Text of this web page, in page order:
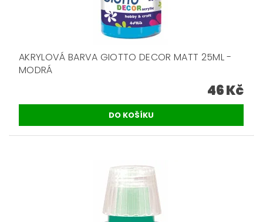
AKRYLOVÁ BARVA GIOTTO DECOR MATT 25ML -
MODRÁ
46 Kč